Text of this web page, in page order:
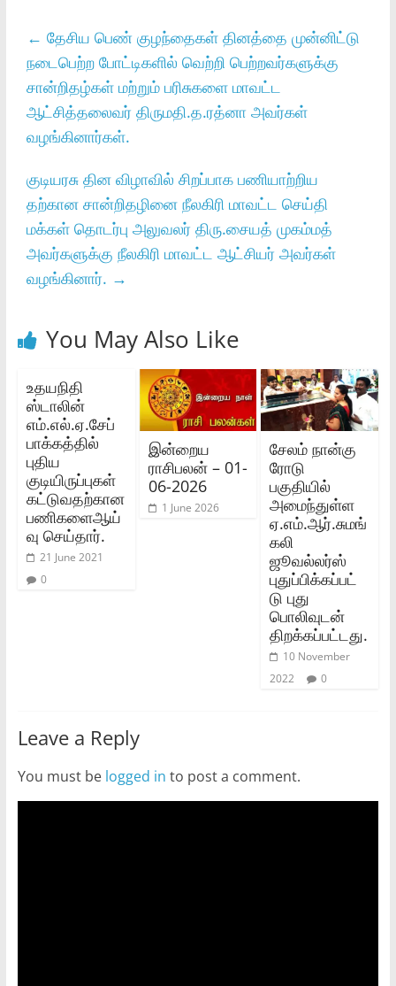
← தேசிய பெண்‌ குழந்தைகள்‌ தினத்தை முன்னிட்டு
நடைபெற்ற போட்டிகளில்‌ வெற்றி பெற்றவர்களுக்கு
சான்றிதழ்கள்‌ மற்றும்‌ பரிசுகளை மாவட்ட
ஆட்சித்தலைவர்‌ திருமதி.த.ரத்னா அவர்கள்‌
வழங்கினார்கள்‌.
குடியரசு தின விழாவில் சிறப்பாக பணியாற்றிய
தற்கான சான்றிதழினை நீலகிரி மாவட்ட செய்தி
மக்கள் தொடர்பு அலுவலர் திரு.சையத் முகம்மத்
அவர்களுக்கு நீலகிரி மாவட்ட ஆட்சியர் அவர்கள்
வழங்கினார். →
You May Also Like
உதயநிதி
ஸ்டாலின்
எம்.எல்.ஏ.சேப்
பாக்கத்தில்
புதிய
குடியிருப்புகள்
கட்டுவதற்கான
பணிகளைஆய்
வு செய்தார்.
21 June 2021
0
இன்றைய
ராசிபலன் – 01-
06-2026
1 June 2026
சேலம் நான்கு
ரோடு
பகுதியில்
அமைந்துள்ள
ஏ.எம்.ஆர்.சுமங்
கலி
ஜூவல்லர்ஸ்
புதுப்பிக்கப்பட்
டு புது
பொலிவுடன்
திறக்கப்பட்டது.
10 November
2022
0
Leave a Reply
You must be logged in to post a comment.